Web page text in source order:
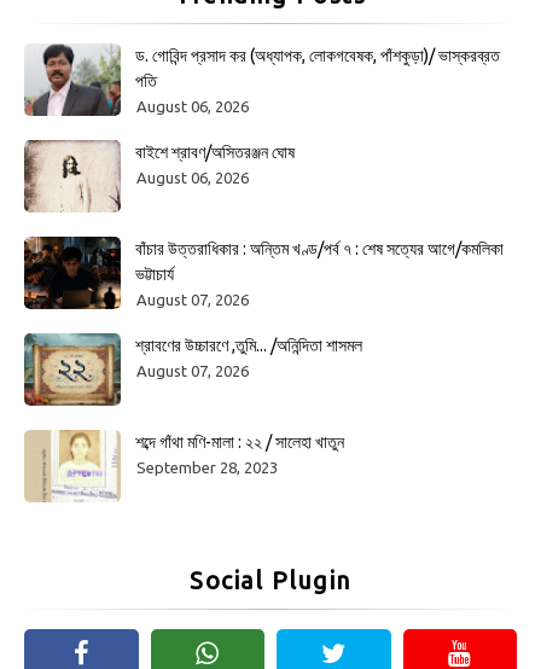
ড. গোবিন্দ প্রসাদ কর (অধ্যাপক, লোকগবেষক, পাঁশকুড়া)/ ভাস্করব্রত
পতি
August 06, 2026
বাইশে শ্রাবণ/অসিতরঞ্জন ঘোষ
August 06, 2026
বাঁচার উত্তরাধিকার : অন্তিম খণ্ড/পর্ব ৭ : শেষ সত্যের আগে/কমলিকা
ভট্টাচার্য
August 07, 2026
শ্রাবণের উচ্চারণে ,তুমি... /অনিন্দিতা শাসমল
August 07, 2026
শব্দে গাঁথা মণি-মালা : ২২ / সালেহা খাতুন
September 28, 2023
Social Plugin